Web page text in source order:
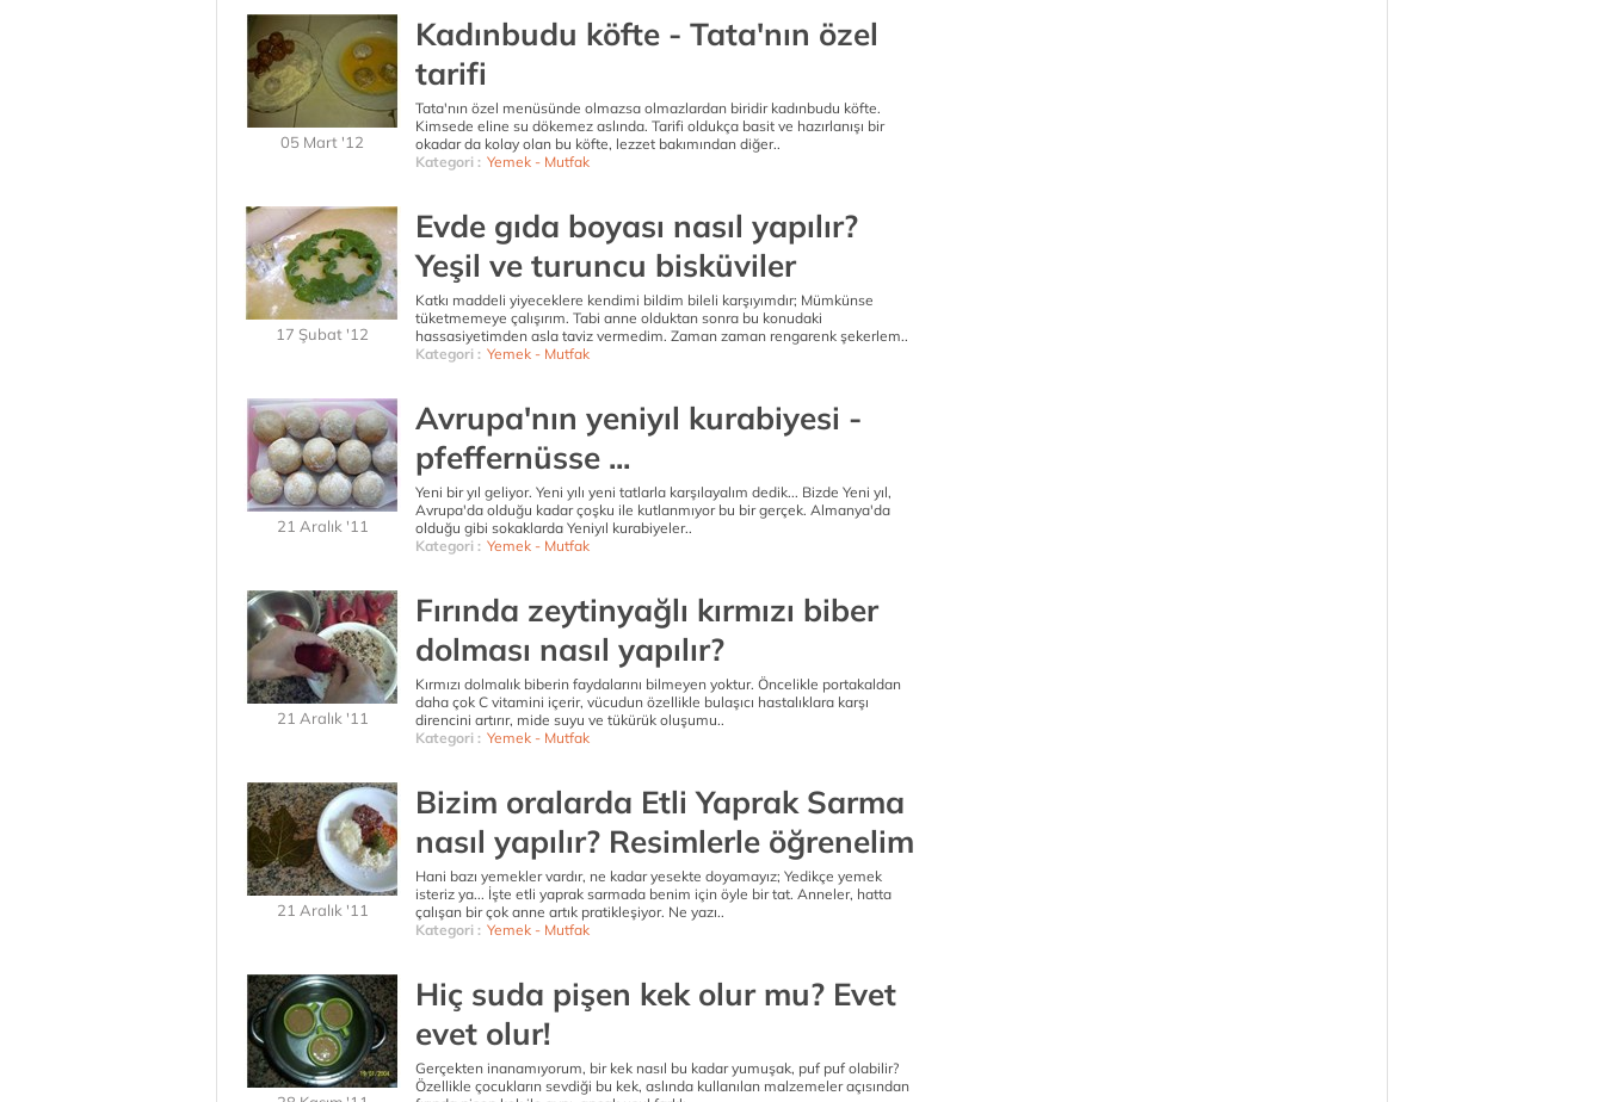
05 Mart '12
Kadınbudu köfte - Tata'nın özel
tarifi
Tata'nın özel menüsünde olmazsa olmazlardan biridir kadınbudu köfte.
Kimsede eline su dökemez aslında. Tarifi oldukça basit ve hazırlanışı bir
okadar da kolay olan bu köfte, lezzet bakımından diğer..
Kategori : Yemek - Mutfak
17 Şubat '12
Evde gıda boyası nasıl yapılır?
Yeşil ve turuncu bisküviler
Katkı maddeli yiyeceklere kendimi bildim bileli karşıyımdır; Mümkünse
tüketmemeye çalışırım. Tabi anne olduktan sonra bu konudaki
hassasiyetimden asla taviz vermedim. Zaman zaman rengarenk şekerlem..
Kategori : Yemek - Mutfak
21 Aralık '11
Avrupa'nın yeniyıl kurabiyesi -
pfeffernüsse ...
Yeni bir yıl geliyor. Yeni yılı yeni tatlarla karşılayalım dedik... Bizde Yeni yıl,
Avrupa'da olduğu kadar çoşku ile kutlanmıyor bu bir gerçek. Almanya'da
olduğu gibi sokaklarda Yeniyıl kurabiyeler..
Kategori : Yemek - Mutfak
21 Aralık '11
Fırında zeytinyağlı kırmızı biber
dolması nasıl yapılır?
Kırmızı dolmalık biberin faydalarını bilmeyen yoktur. Öncelikle portakaldan
daha çok C vitamini içerir, vücudun özellikle bulaşıcı hastalıklara karşı
direncini artırır, mide suyu ve tükürük oluşumu..
Kategori : Yemek - Mutfak
21 Aralık '11
Bizim oralarda Etli Yaprak Sarma
nasıl yapılır? Resimlerle öğrenelim
Hani bazı yemekler vardır, ne kadar yesekte doyamayız; Yedikçe yemek
isteriz ya... İşte etli yaprak sarmada benim için öyle bir tat. Anneler, hatta
çalışan bir çok anne artık pratikleşiyor. Ne yazı..
Kategori : Yemek - Mutfak
Hiç suda pişen kek olur mu? Evet
evet olur!
Gerçekten inanamıyorum, bir kek nasıl bu kadar yumuşak, puf puf olabilir?
Özellikle çocukların sevdiği bu kek, aslında kullanılan malzemeler açısından